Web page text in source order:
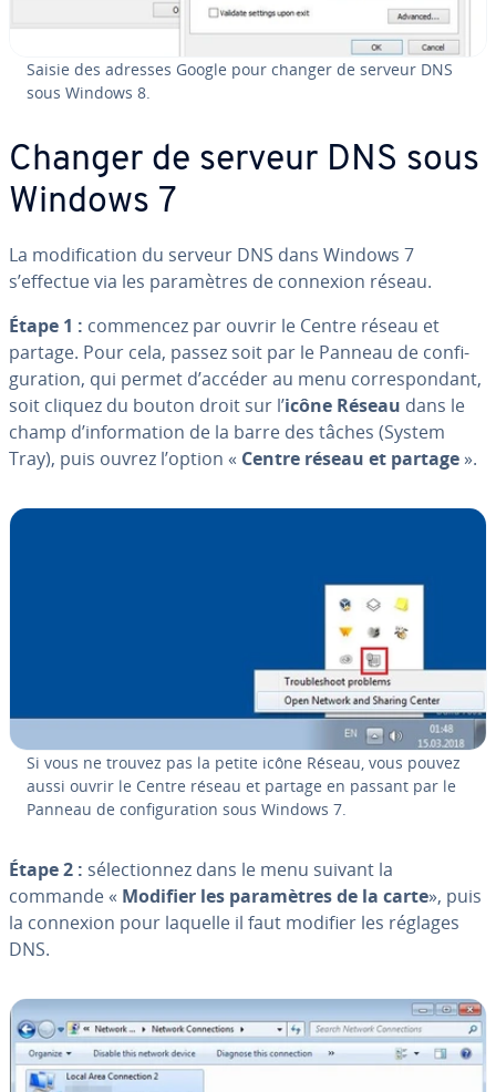
Saisie des adresses Google pour changer de serveur DNS
sous Windows 8.
Changer de serveur DNS sous
Windows 7
La mo­di­fi­ca­tion du serveur DNS dans Windows 7
s’effectue via les pa­ra­mètres de connexion réseau.
Étape 1 : commencez par ouvrir le Centre réseau et
partage. Pour cela, passez soit par le Panneau de con­fi­
gu­ra­tion, qui permet d’accéder au menu cor­res­pon­dant,
soit cliquez du bouton droit sur l’icône Réseau dans le
champ d’in­for­ma­tion de la barre des tâches (System
Tray), puis ouvrez l’option « Centre réseau et partage ».
Si vous ne trouvez pas la petite icône Réseau, vous pouvez
aussi ouvrir le Centre réseau et partage en passant par le
Panneau de con­fi­gu­ra­tion sous Windows 7.
Étape 2 : sé­lec­tion­nez dans le menu suivant la
commande « Modifier les pa­ra­mètres de la carte», puis
la connexion pour laquelle il faut modifier les réglages
DNS.